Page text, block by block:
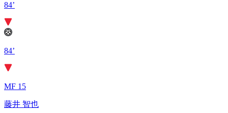
84’
84’
MF 15
藤井 智也